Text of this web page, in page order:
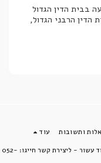
בבית הדין הגדול
הדין הרבני הגדול,
ותשובות
עוד
טוען רבני דוד עשור - ליצירת קשר חייגו: 052-